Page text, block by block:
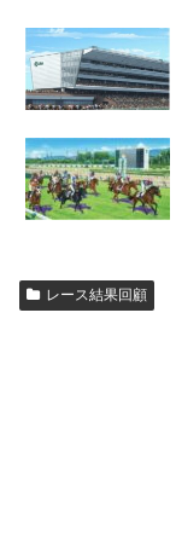
レース結果回顧